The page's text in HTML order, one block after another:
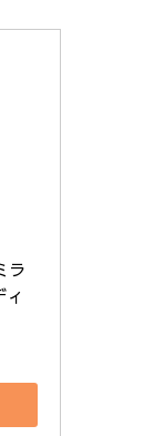
ラ